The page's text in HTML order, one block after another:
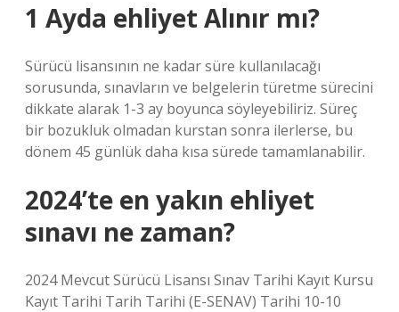
1 Ayda ehliyet Alınır mı?
Sürücü lisansının ne kadar süre kullanılacağı
sorusunda, sınavların ve belgelerin türetme sürecini
dikkate alarak 1-3 ay boyunca söyleyebiliriz. Süreç
bir bozukluk olmadan kurstan sonra ilerlerse, bu
dönem 45 günlük daha kısa sürede tamamlanabilir.
2024’te en yakın ehliyet
sınavı ne zaman?
2024 Mevcut Sürücü Lisansı Sınav Tarihi Kayıt Kursu
Kayıt Tarihi Tarih Tarihi (E-SENAV) Tarihi 10-10